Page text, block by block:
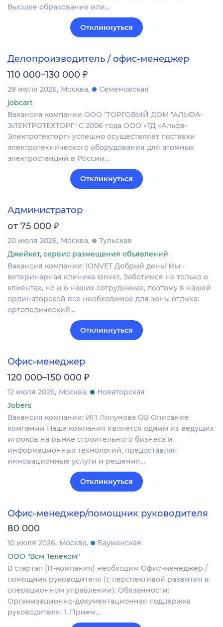
Высшее образование или…
Откликнуться
Делопроизводитель / офис-менеджер
110 000–130 000 ₽
29 июля 2026 Москва
Семеновская
jobcart
Вакансия компании ООО "ТОРГОВЫЙ ДОМ "АЛЬФА-
ЭЛЕКТРОТЕХТОРГ" С 2006 года ООО «ТД «Альфа-
Электротехторг» успешно осуществляет поставки
электротехнического оборудования для атомных
электростанций в России…
Откликнуться
Администратор
от 75 000 ₽
20 июля 2026 Москва
Тульская
Джейкет, сервис размещения объявлений
Вакансия компании: IONVET Добрый день! Мы -
ветеринарная клиника Ionvet. Заботимся не только о
клиентах, но и о наших сотрудниках, поэтому в нашей
ординаторской всё необходимое для зоны отдыха:
ортопедический…
Откликнуться
Офис-менеджер
120 000–150 000 ₽
12 июля 2026 Москва
Новаторская
Jobers
Вакансия компании: ИП Ляпунова ОВ Описание
компании Наша компания является одним из ведущих
игроков на рынке строительного бизнеса и
информационных технологий, предоставляя
инновационные услуги и решения…
Откликнуться
Офис-менеджер/помощник руководителя
80 000
10 июля 2026 Москва
Бауманская
ООО "Всм Телеком"
В стартап (IT-компания) необходим Офис-менеджер /
помощник руководителя (с перспективой развития в
операционном управлении): Обязанности:
Организационно-документационная поддержка
руководителя: 1. Прием…